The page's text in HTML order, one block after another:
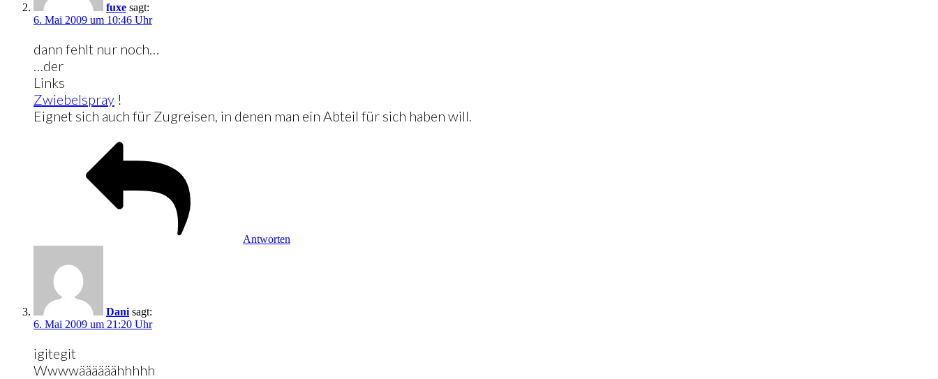
fuxe sagt:
6. Mai 2009 um 10:46 Uhr
dann fehlt nur noch…
…der
Links
Zwiebelspray !
Eignet sich auch für Zugreisen, in denen man ein Abteil für sich haben will.
Antworten
Dani sagt:
6. Mai 2009 um 21:20 Uhr
igitegit
Wwwwäääääähhhhh